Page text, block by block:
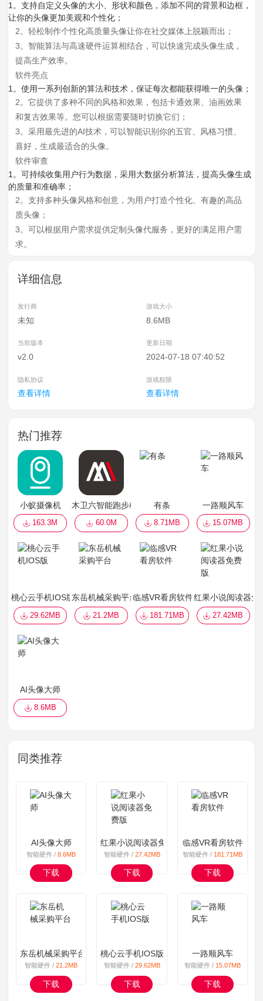
1。支持自定义头像的大小、形状和颜色，添加不同的背景和边框，
让你的头像更加美观和个性化；
2。轻松制作个性化高质量头像让你在社交媒体上脱颖而出；
3。智能算法与高速硬件运算相结合，可以快速完成头像生成，
提高生产效率。
软件亮点
1。使用一系列创新的算法和技术，保证每次都能获得唯一的头像；
2。它提供了多种不同的风格和效果，包括卡通效果、油画效果
和复古效果等。您可以根据需要随时切换它们；
3。采用最先进的AI技术，可以智能识别你的五官、风格习惯、
喜好，生成最适合的头像。
软件审查
1。可持续收集用户行为数据，采用大数据分析算法，提高头像生成
的质量和准确率；
2。支持多种头像风格和创意，为用户打造个性化、有趣的高品
质头像；
3。可以根据用户需求提供定制头像代服务，更好的满足用户需
求。
详细信息
发行商 游戏大小
未知 8.6MB
当前版本 更新日期
v2.0 2024-07-18 07:40:52
隐私协议 游戏权限
查看详情 查看详情
热门推荐
小蚁摄像机
163.3M
木卫六智能跑步机
60.0M
有条
8.71MB
一路顺风车
15.07MB
桃心云手机IOS版
29.62MB
东岳机械采购平台
21.2MB
临感VR看房软件
181.71MB
红果小说阅读器免
27.42MB
AI头像大师
8.6MB
同类推荐
AI头像大师
智能硬件 / 8.6MB
下载
红果小说阅读器免费版
智能硬件 / 27.42MB
下载
临感VR看房软件
智能硬件 / 181.71MB
下载
东岳机械采购平台
智能硬件 / 21.2MB
下载
桃心云手机IOS版
智能硬件 / 29.62MB
下载
一路顺风车
智能硬件 / 15.07MB
下载